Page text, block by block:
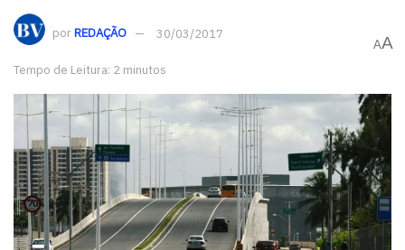
porREDAÇÃO 30/03/2017
Tempo de Leitura: 2 minutos
AA